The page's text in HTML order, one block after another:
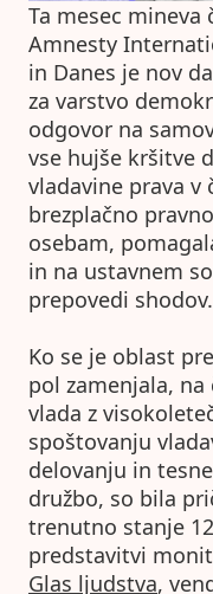
Ta mesec
Amnesty
in Danes je nov
za varstvo
odgovor na
vse hujše kršitve
vladavine prava v
brezplačno
osebam,
in na ustavnem
prepovedi shodov.
Ko se je oblast
pol zamenjala, na
vlada z
spoštovanju
delovanju in
družbo, so bila
trenutno stanje
predstavitvi
Glas ljudstva,